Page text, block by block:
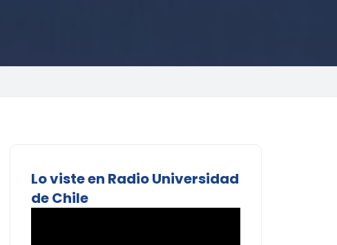
Lo viste en Radio Universidad
de Chile